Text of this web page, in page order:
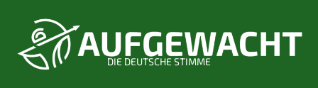
DIE DEUTSCHE STIMME